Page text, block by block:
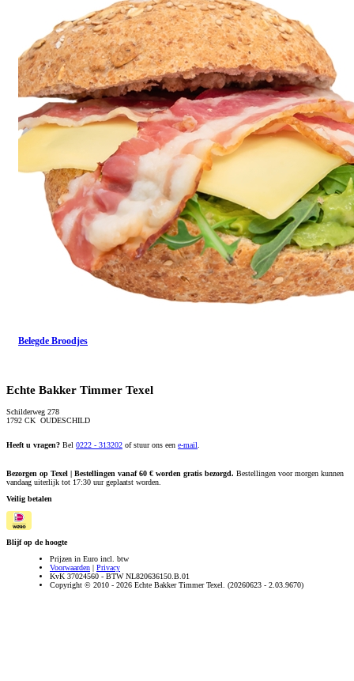
Belegde Broodjes
Echte Bakker Timmer Texel
Schilderweg 278
1792 CK OUDESCHILD
Heeft u vragen? Bel 0222 - 313202 of stuur ons een e-mail
Bezorgen op Texel | Bestellingen vanaf 60 € worden gratis bezorgd. Bestellingen voor morgen kunnen
vandaag uiterlijk tot 17:30 uur geplaatst worden.
Veilig betalen
Blijf op de hoogte
Prijzen in Euro incl. btw
Voorwaarden | Privacy
KvK 37024560 - BTW NL820636150.B.01
Copyright © 2010 - 2026 Echte Bakker Timmer Texel. (20260623 - 2.03.9670)